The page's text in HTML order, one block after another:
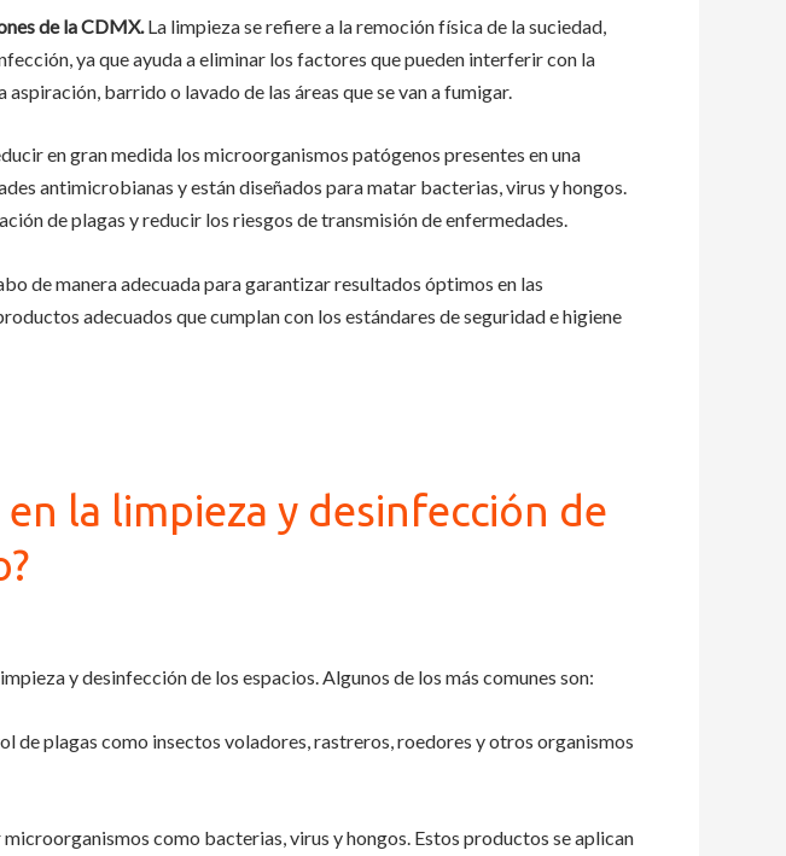
de la CDMX. La limpieza se refiere a la remoción física de la suciedad,
ya que ayuda a eliminar los factores que pueden interferir con la
barrido o lavado de las áreas que se van a fumigar.
en gran medida los microorganismos patógenos presentes en una
antimicrobianas y están diseñados para matar bacterias, virus y hongos.
de plagas y reducir los riesgos de transmisión de enfermedades.
de manera adecuada para garantizar resultados óptimos en las
adecuados que cumplan con los estándares de seguridad e higiene
la limpieza y desinfección de
y desinfección de los espacios. Algunos de los más comunes son:
plagas como insectos voladores, rastreros, roedores y otros organismos
como bacterias, virus y hongos. Estos productos se aplican